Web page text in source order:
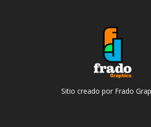
Sitio creado por Frado